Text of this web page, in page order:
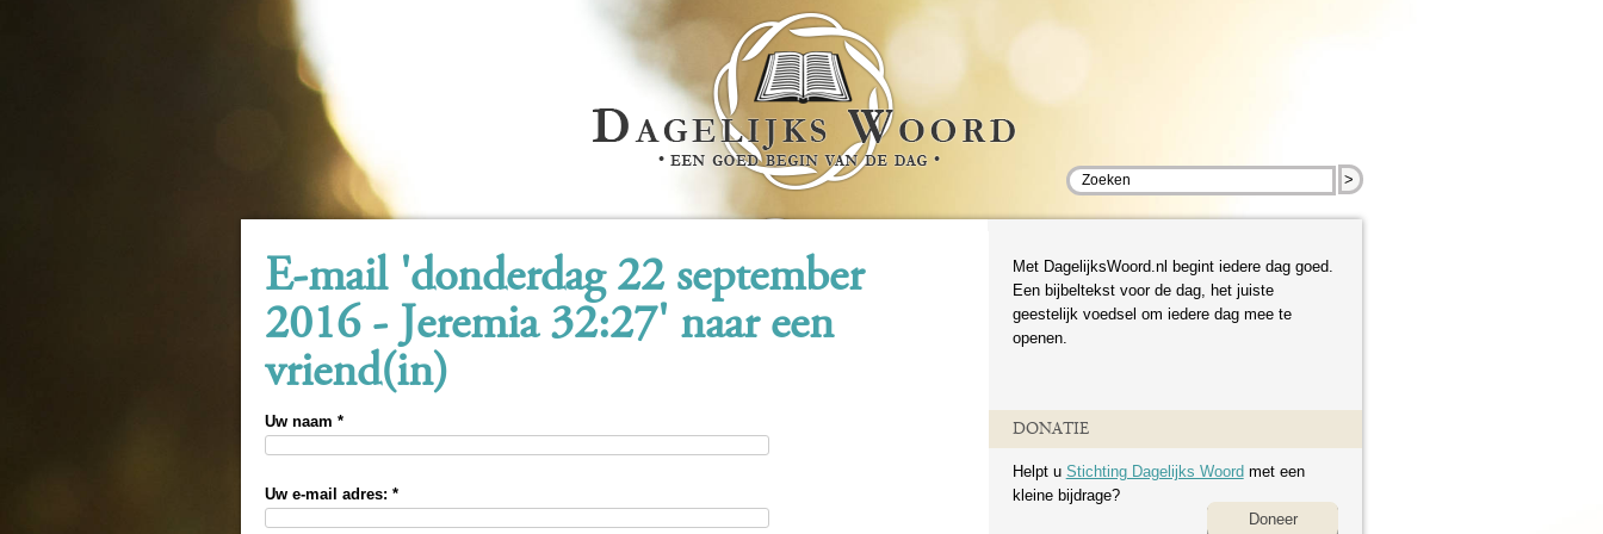
>
E-mail 'donderdag 22 september
2016 - Jeremia 32:27' naar een
vriend(in)
Uw naam *
Uw e-mail adres: *
Met DagelijksWoord.nl begint iedere dag goed.
Een bijbeltekst voor de dag, het juiste
geestelijk voedsel om iedere dag mee te
openen.
DONATIE
Helpt u Stichting Dagelijks Woord met een
kleine bijdrage?
Doneer